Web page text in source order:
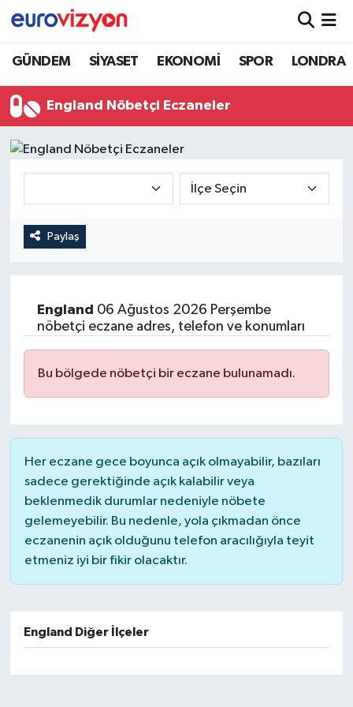
GÜNDEM SİYASET EKONOMİ SPOR LONDRA
England Nöbetçi Eczaneler
Paylaş
England 06 Ağustos 2026 Perşembe
nöbetçi eczane adres, telefon ve konumları
Bu bölgede nöbetçi bir eczane bulunamadı.
Her eczane gece boyunca açık olmayabilir, bazıları
sadece gerektiğinde açık kalabilir veya
beklenmedik durumlar nedeniyle nöbete
gelemeyebilir. Bu nedenle, yola çıkmadan önce
eczanenin açık olduğunu telefon aracılığıyla teyit
etmeniz iyi bir fikir olacaktır.
England Diğer İlçeler